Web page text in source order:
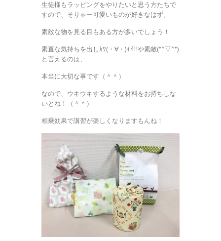
生徒様もラッピングをやりたいと思う方たちで
すので、そりゃー可愛いものが好きなはず。
素敵な物を見る目もある方が多いでしょう！
素直な気持ちを出しｶﾜ(・∀・)ｲｲ!!や素敵(*^▽^*)
と言えるのは、
本当に大切な事です（＾＾）
なので、ウキウキするような材料をお持ちしな
いとね！（＾＾）
相乗効果で講習が楽しくなりますもんね！